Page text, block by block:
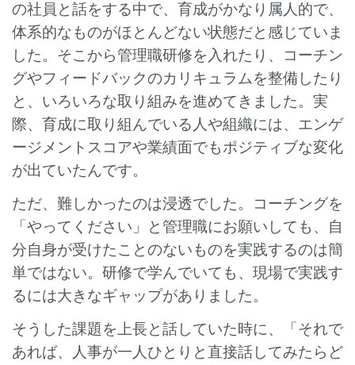
の社員と話をする中で、育成がかなり属人的で、
体系的なものがほとんどない状態だと感じていま
した。そこから管理職研修を入れたり、コーチン
グやフィードバックのカリキュラムを整備したり
と、いろいろな取り組みを進めてきました。実
際、育成に取り組んでいる人や組織には、エンゲ
ージメントスコアや業績面でもポジティブな変化
が出ていたんです。
ただ、難しかったのは浸透でした。コーチングを
「やってください」と管理職にお願いしても、自
分自身が受けたことのないものを実践するのは簡
単ではない。研修で学んでいても、現場で実践す
るには大きなギャップがありました。
そうした課題を上長と話していた時に、「それで
あれば、人事が一人ひとりと直接話してみたらど